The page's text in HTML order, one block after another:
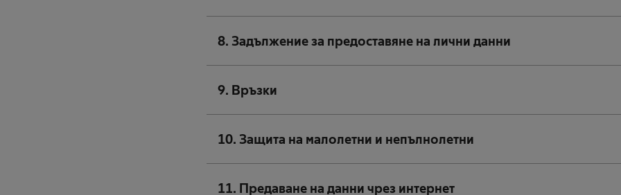
8. Задължение за предоставяне на лични данни
9. Връзки
10. Защита на малолетни и непълнолетни
11. Предаване на данни чрез интернет